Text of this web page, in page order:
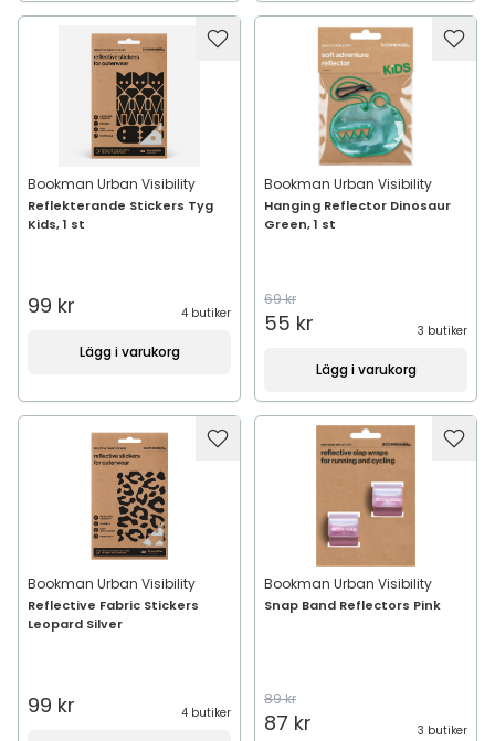
Bookman Urban Visibility
Reflekterande Stickers Tyg
Kids, 1 st
99 kr 4 butiker
Lägg i varukorg
Bookman Urban Visibility
Hanging Reflector Dinosaur
Green, 1 st
69 kr
55 kr 3 butiker
Lägg i varukorg
Bookman Urban Visibility
Reflective Fabric Stickers
Leopard Silver
99 kr 4 butiker
Bookman Urban Visibility
Snap Band Reflectors Pink
89 kr
87 kr 3 butiker